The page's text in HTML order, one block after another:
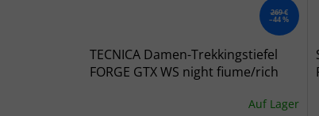
269 €
–44 %
TECNICA Damen-Trekkingstiefel
FORGE GTX WS night fiume/rich
Auf Lager